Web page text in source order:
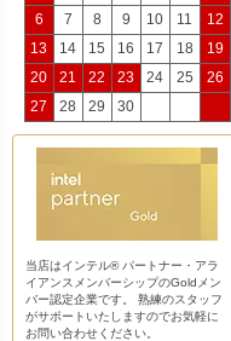
6
7 8 9 10 11
12
13
14 15 16 17 18
19
20
21 22 23 24 25
26
27
28 29 30
当店はインテル® パートナー・アラ
イアンスメンバーシップのGoldメン
バー認定企業です。 熟練のスタッフ
がサポートいたしますのでお気軽に
お問い合わせください。